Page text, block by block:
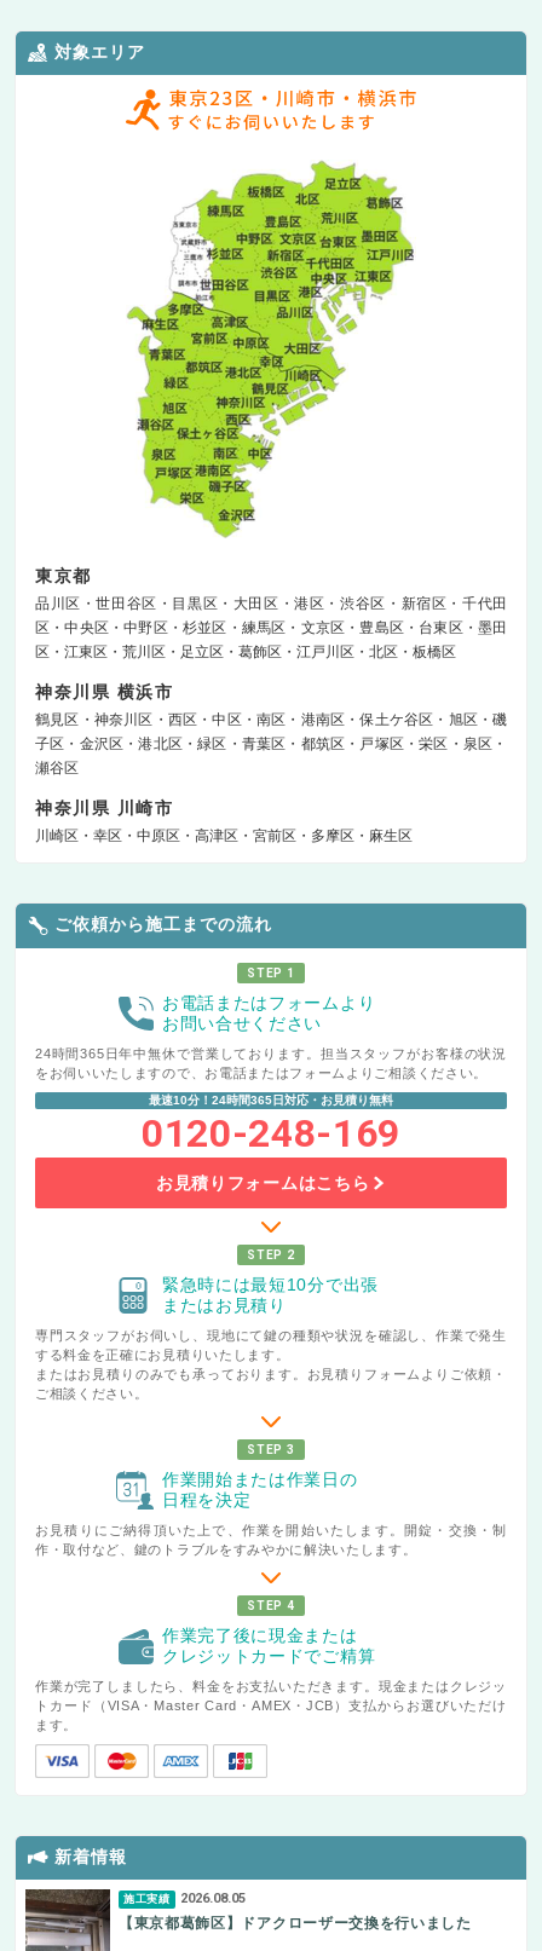
対象エリア
東京都
品川区 世田谷区 目黒区 大田区 港区 渋谷区 新宿区
千代田
区
中央区 中野区 杉並区 練馬区 文京区 豊島区 台東区
墨田
区
江東区 荒川区 足立区 葛飾区 江戸川区 北区 板橋区
神奈川県 横浜市
鶴見区 神奈川区 西区 中区 南区 港南区 保土ケ谷区 旭区
磯
子区
金沢区 港北区 緑区 青葉区 都筑区 戸塚区 栄区
泉区
瀬谷区
神奈川県 川崎市
川崎区 幸区 中原区 高津区 宮前区 多摩区 麻生区
ご依頼から施工までの流れ
STEP 1
お電話またはフォームより
お問い合せください
24時間365日年中無休で営業しております。担当スタッフがお客様の状況
をお伺いいたしますので、お電話またはフォームよりご相談ください。
最速10分！24時間365日対応・お見積り無料
0120-248-169
お見積りフォームはこちら
STEP 2
緊急時には最短10分で出張
またはお見積り
専門スタッフがお伺いし、現地にて鍵の種類や状況を確認し、作業で発生
する料金を正確にお見積りいたします。
またはお見積りのみでも承っております。お見積りフォームよりご依頼・
ご相談ください。
STEP 3
作業開始または作業日の
日程を決定
お見積りにご納得頂いた上で、作業を開始いたします。開錠・交換・制
作・取付など、鍵のトラブルをすみやかに解決いたします。
STEP 4
作業完了後に現金または
クレジットカードでご精算
作業が完了しましたら、料金をお支払いただきます。現金またはクレジッ
トカード（VISA・Master Card・AMEX・JCB）支払からお選びいただけ
ます。
新着情報
施工実績 2026.08.05
【東京都葛飾区】ドアクローザー交換を行いました